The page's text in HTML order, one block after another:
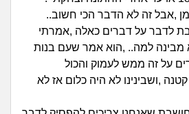
מתבגרים
מהבקו"ם... ועד מתי?!
לימודים וסטודנטים
,אבל זה לא הדבר הכי חשוב..
לדבר על דברים כאלה ,אמרתי
מבינה למה.. ,הוא אמר שעם בנות
על זה ממש לעמוק והכול
,ושבינינו לא היה כלום אז לא